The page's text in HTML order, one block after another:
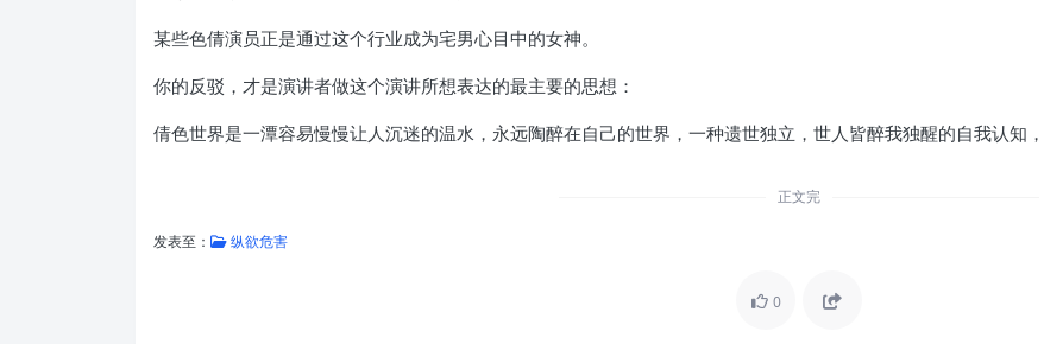
某些色倩演员正是通过这个行业成为宅男心目中的女神。
你的反驳，才是演讲者做这个演讲所想表达的最主要的思想：
倩色世界是一潭容易慢慢让人沉迷的温水，永远陶醉在自己的世界，一种遗世独立，世人皆醉我独醒的自我认知
正文完
发表至： 纵欲危害
0